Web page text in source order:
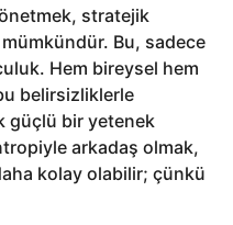
stratejik
Bu, sadece
Hem bireysel hem
belirsizliklerle
güçlü bir yetenek
arkadaş olmak,
kolay olabilir; çünkü